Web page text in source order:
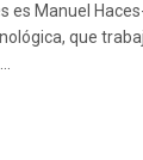
es Manuel
que